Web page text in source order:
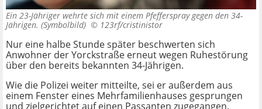
Ein 23-Jähriger wehrte sich mit einem Pfefferspray gegen den 34-
Jährigen. (Symbolbild) © 123rf/cristinistor
Nur eine halbe Stunde später beschwerten sich
Anwohner der Yorckstraße erneut wegen Ruhestörung
über den bereits bekannten 34-Jährigen.
Wie die Polizei weiter mitteilte, sei er außerdem aus
einem Fenster eines Mehrfamilienhauses gesprungen
und zielgerichtet auf einen Passanten zugegangen.